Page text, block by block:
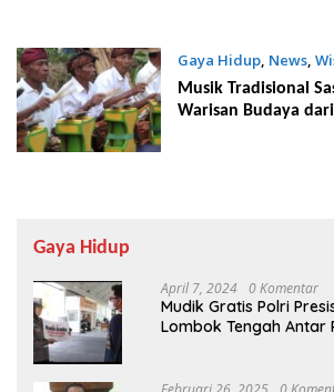
Gaya Hidup, News,
Musik Tradisional
Warisan Budaya
Gaya Hidup
April 7, 2024 0 Komentar
Mudik Gratis Polri
Lombok Tengah Antar